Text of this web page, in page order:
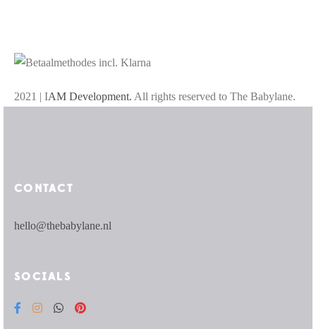
2021 | IAM Development. All rights reserved to The Babylane.
CONTACT
hello@thebabylane.nl
SOCIALS